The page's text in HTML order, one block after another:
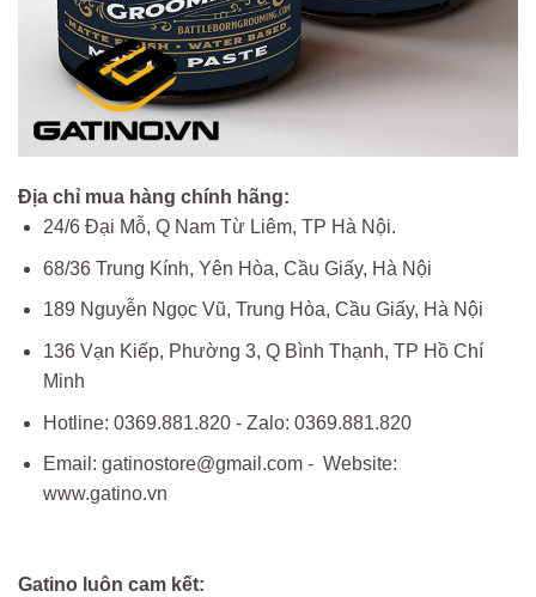
Địa chỉ mua hàng chính hãng:
24/6 Đại Mỗ, Q Nam Từ Liêm, TP Hà Nội.
68/36 Trung Kính, Yên Hòa, Cầu Giấy, Hà Nội
189 Nguyễn Ngọc Vũ, Trung Hòa, Cầu Giấy, Hà Nội
136 Vạn Kiếp, Phường 3, Q Bình Thạnh, TP Hồ Chí
Minh
Hotline: 0369.881.820 - Zalo: 0369.881.820
Email: gatinostore@gmail.com - Website:
www.gatino.vn
Gatino luôn cam kết: